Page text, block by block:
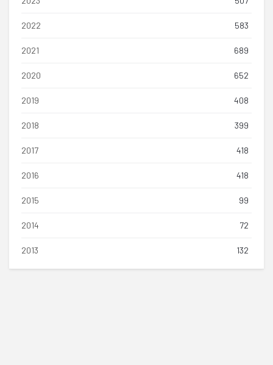
2022 583
2021 689
2020 652
2019 408
2018 399
2017 418
2016 418
2015 99
2014 72
2013 132